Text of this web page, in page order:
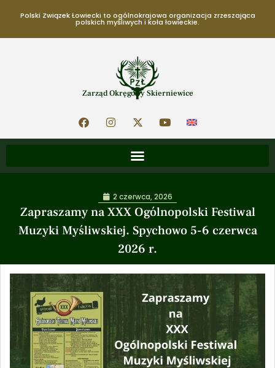
Polski Związek Łowiecki to ogólnokrajowa organizacja zrzeszająca
polskich myśliwych i koła łowieckie.
Zarząd Okręgowy Skierniewice
Zapraszamy na XXX Ogólnopolski Festiwal
Muzyki Myśliwskiej. Spychowo 5-6 czerwca
2026 r.
2 czerwca, 2026